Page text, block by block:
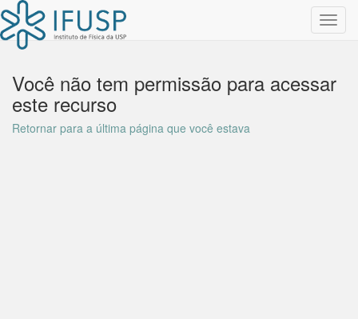
Você não tem permissão para acessar
este recurso
Retornar para a última página que você estava